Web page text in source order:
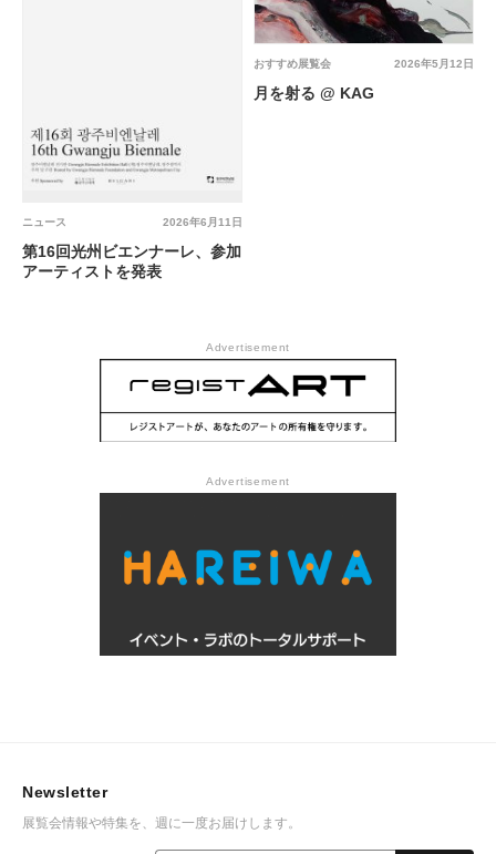
2026年6月11日
ニュース
第16回光州ビエンナーレ、参加
アーティストを発表
2026年5月12日
おすすめ展覧会
月を射る @ KAG
Advertisement
Advertisement
Newsletter
展覧会情報や特集を、週に一度お届けします。